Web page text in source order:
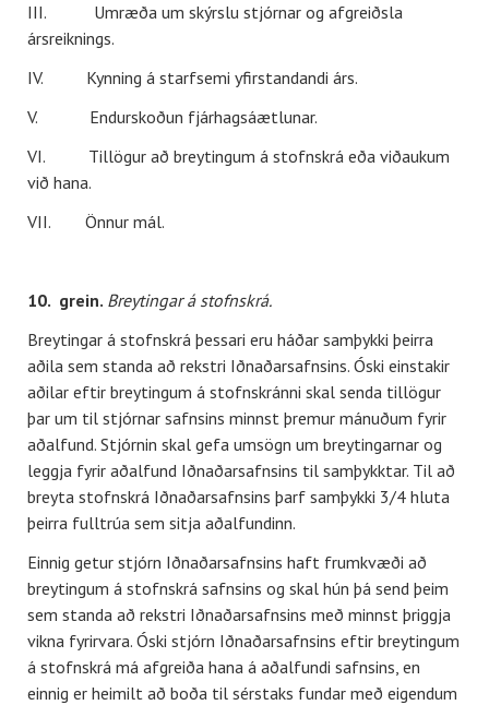
III. Umræða um skýrslu stjórnar og afgreiðsla
ársreiknings.
IV. Kynning á starfsemi yfirstandandi árs.
V. Endurskoðun fjárhagsáætlunar.
VI. Tillögur að breytingum á stofnskrá eða viðaukum
við hana.
VII. Önnur mál.
10. grein. Breytingar á stofnskrá.
Breytingar á stofnskrá þessari eru háðar samþykki þeirra
aðila sem standa að rekstri Iðnaðarsafnsins. Óski einstakir
aðilar eftir breytingum á stofnskránni skal senda tillögur
þar um til stjórnar safnsins minnst þremur mánuðum fyrir
aðalfund. Stjórnin skal gefa umsögn um breytingarnar og
leggja fyrir aðalfund Iðnaðarsafnsins til samþykktar. Til að
breyta stofnskrá Iðnaðarsafnsins þarf samþykki 3/4 hluta
þeirra fulltrúa sem sitja aðalfundinn.
Einnig getur stjórn Iðnaðarsafnsins haft frumkvæði að
breytingum á stofnskrá safnsins og skal hún þá send þeim
sem standa að rekstri Iðnaðarsafnsins með minnst þriggja
vikna fyrirvara. Óski stjórn Iðnaðarsafnsins eftir breytingum
á stofnskrá má afgreiða hana á aðalfundi safnsins, en
einnig er heimilt að boða til sérstaks fundar með eigendum